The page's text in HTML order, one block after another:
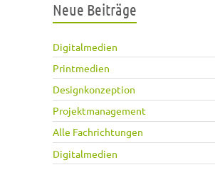
Neue Beiträge
Digitalmedien
Printmedien
Designkonzeption
Projektmanagement
Alle Fachrichtungen
Digitalmedien